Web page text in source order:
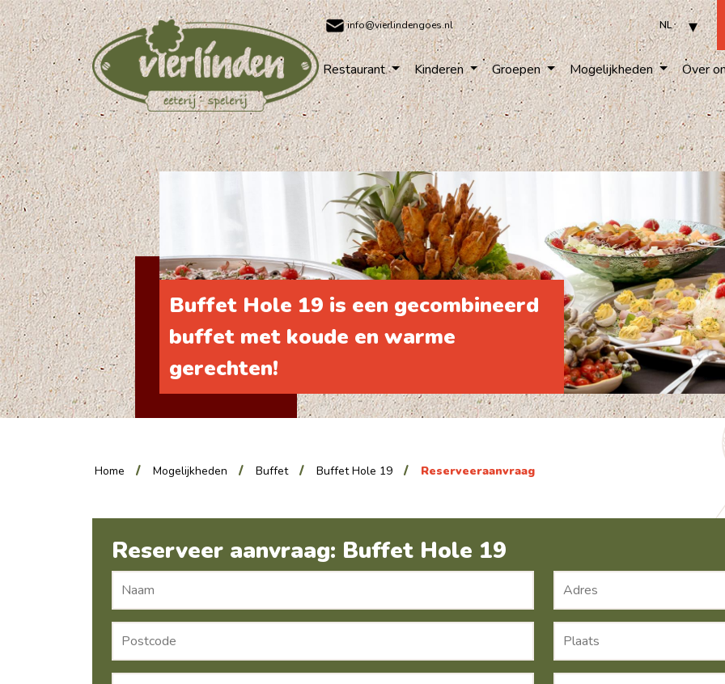
info@vierlindengoes.nl
Restaurant Kinderen Groepen Mogelijkheden Over
Buffet Hole 19 is een gecombineerd
buffet met koude en warme
gerechten!
Home Mogelijkheden Buffet Buffet Hole 19 Reserveeraanvraag
Reserveer aanvraag: Buffet Hole 19